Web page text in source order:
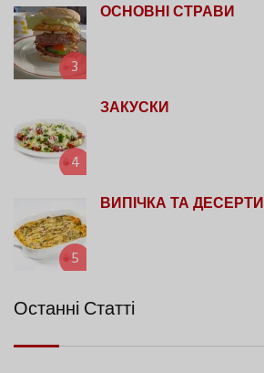
3
ОСНОВНІ СТРАВИ
4
ЗАКУСКИ
5
ВИПІЧКА ТА ДЕСЕРТИ
Останні Статті